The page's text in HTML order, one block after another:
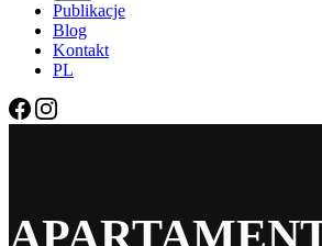
Publikacje
Blog
Kontakt
PL